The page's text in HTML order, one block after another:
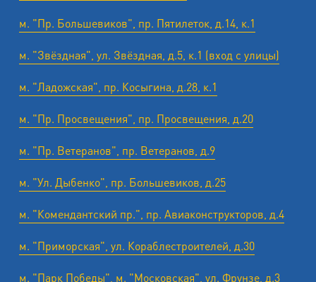
м. "Пр. Большевиков", пр. Пятилеток, д.14, к.1
м. "Звёздная", ул. Звёздная, д.5, к.1 (вход с улицы)
м. "Ладожская", пр. Косыгина, д.28, к.1
м. "Пр. Просвещения", пр. Просвещения, д.20
м. "Пр. Ветеранов", пр. Ветеранов, д.9
м. "Ул. Дыбенко", пр. Большевиков, д.25
м. "Комендантский пр.", пр. Авиаконструкторов, д.4
м. "Приморская", ул. Кораблестроителей, д.30
м. "Парк Победы", м. "Московская", ул. Фрунзе, д.3